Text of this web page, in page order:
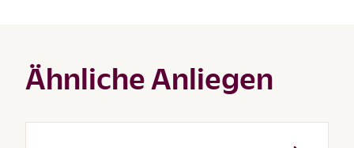
Ähnliche Anliegen